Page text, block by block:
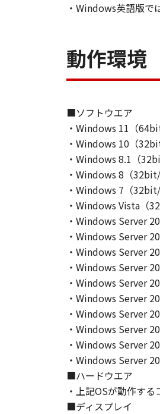
・Windows英語版で
動作環境
■ソフトウエア
・Windows 11（
・Windows 10（
・Windows 8.1（
・Windows 8（
・Windows 7（
・Windows Vista（
・Windows Server
・Windows Server
・Windows Server
・Windows Server
・Windows Server
・Windows Server
・Windows Server
・Windows Server
・Windows Server
・Windows Server
■ハードウエア
・上記OSが動作す
■ディスプレイ